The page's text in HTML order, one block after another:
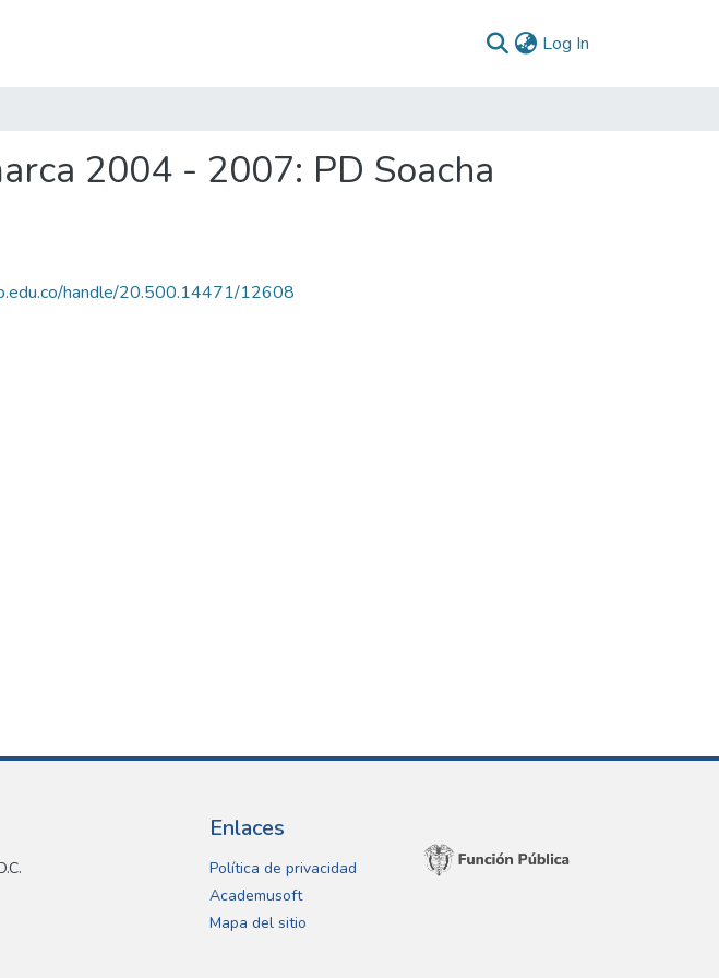
Log In
2004 - 2007: PD Soacha
handle/20.500.14471/12608
Enlaces
Política de privacidad
Academusoft
Mapa del sitio